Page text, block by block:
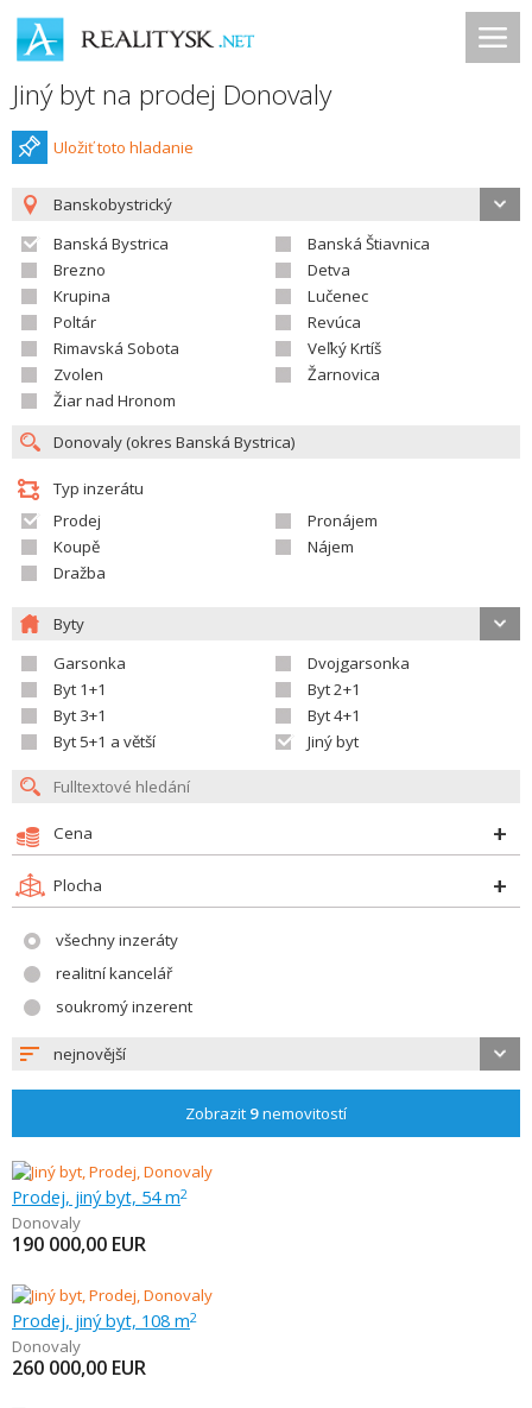
Jiný byt na prodej Donovaly
Uložiť toto hladanie
Banskobystrický
Banská Bystrica
Banská Štiavnica
Brezno
Detva
Krupina
Lučenec
Poltár
Revúca
Rimavská Sobota
Veľký Krtíš
Zvolen
Žarnovica
Žiar nad Hronom
Typ inzerátu
Prodej
Pronájem
Koupě
Nájem
Dražba
Byty
Garsonka
Dvojgarsonka
Byt 1+1
Byt 2+1
Byt 3+1
Byt 4+1
Byt 5+1 a větší
Jiný byt
Cena
Plocha
všechny inzeráty
realitní kancelář
soukromý inzerent
nejnovější
Zobrazit 9nemovitostí
Prodej, jiný byt, 54 m2
Donovaly
190 000,00 EUR
Prodej, jiný byt, 108 m2
Donovaly
260 000,00 EUR